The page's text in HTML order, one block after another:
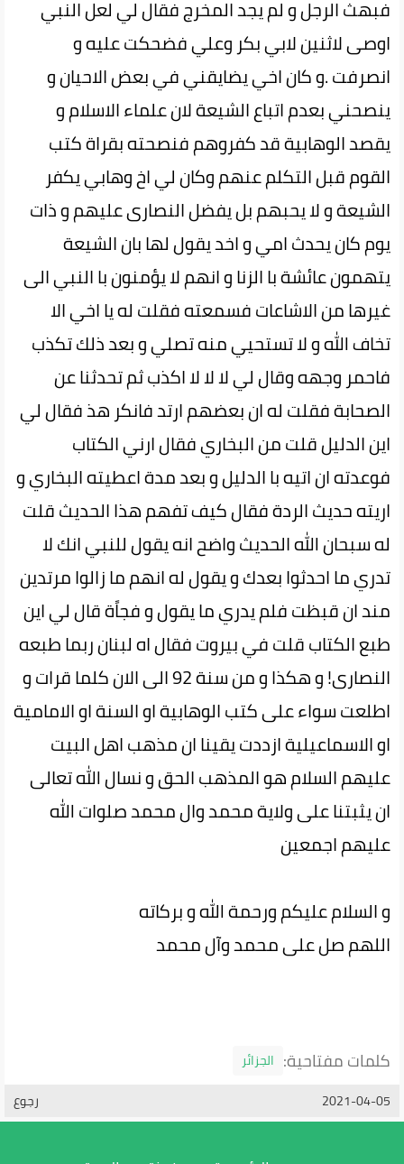
فبهث الرجل و لم يجد المخرج فقال لي لعل النبي
اوصى لاثنين لابي بكر وعلي فضحكت عليه و
انصرفت .و كان اخي يضايقني في بعض الاحيان و
ينصحني بعدم اتباع الشيعة لان علماء الاسلام و
يقصد الوهابية قد كفروهم فنصحته بقراة كتب
القوم قبل التكلم عنهم وكان لي اخ وهابي يكفر
الشيعة و لا يحبهم بل يفضل النصارى عليهم و ذات
يوم كان يحدث امي و اخد يقول لها بان الشيعة
يتهمون عائشة با الزنا و انهم لا يؤمنون با النبي الى
غيرها من الاشاعات فسمعته فقلت له يا اخي الا
تخاف الله و لا تستحيي منه تصلي و بعد ذلك تكذب
فاحمر وجهه وقال لي لا لا لا اكذب ثم تحدثنا عن
الصحابة فقلت له ان بعضهم ارتد فانكر هذ فقال لي
اين الدليل قلت من البخاري فقال ارني الكتاب
فوعدته ان اتيه با الدليل و بعد مدة اعطيته البخاري و
اريته حديث الردة فقال كيف تفهم هذا الحديث قلت
له سبحان الله الحديث واضح انه يقول للنبي انك لا
تدري ما احدثوا بعدك و يقول له انهم ما زالوا مرتدين
مند ان قبظت فلم يدري ما يقول و فجاًة قال لي اين
طبع الكتاب قلت في بيروت فقال اه لبنان ربما طبعه
النصارى! و هكذا و من سنة 92 الى الان كلما قرات و
اطلعت سواء على كتب الوهابية او السنة او الامامية
او الاسماعيلية ازددت يقينا ان مذهب اهل البيت
عليهم السلام هو المذهب الحق و نسال الله تعالى
ان يثبتنا على ولاية محمد وال محمد صلوات الله
عليهم اجمعين
و السلام عليكم ورحمة الله و بركاته
اللهم صل على محمد وآل محمد
كلمات مفتاحية: الجزائر
رجوع
2021-04-05